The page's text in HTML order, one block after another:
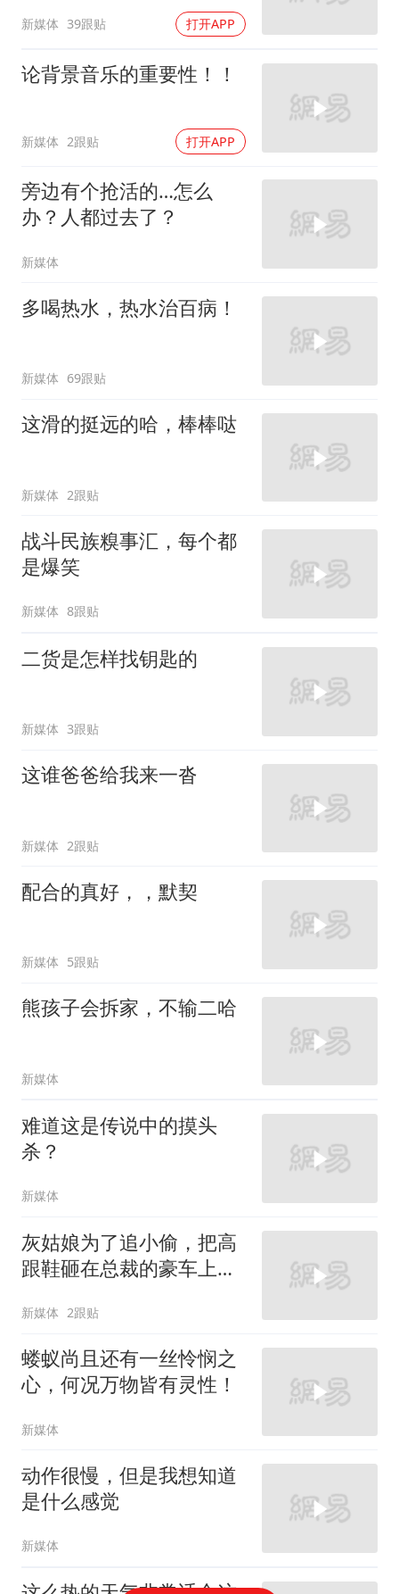
新媒体 39跟贴 打开APP
论背景音乐的重要性！！
新媒体 2跟贴 打开APP
旁边有个抢活的…怎么
办？人都过去了？
新媒体
多喝热水，热水治百病！
新媒体 69跟贴
这滑的挺远的哈，棒棒哒
新媒体 2跟贴
战斗民族糗事汇，每个都
是爆笑
新媒体 8跟贴
二货是怎样找钥匙的
新媒体 3跟贴
这谁爸爸给我来一沓
新媒体 2跟贴
配合的真好，，默契
新媒体 5跟贴
熊孩子会拆家，不输二哈
新媒体
难道这是传说中的摸头
杀？
新媒体
灰姑娘为了追小偷，把高
跟鞋砸在总裁的豪车上，
新媒体 2跟贴
蝼蚁尚且还有一丝怜悯之
心，何况万物皆有灵性！
新媒体
动作很慢，但是我想知道
是什么感觉
新媒体